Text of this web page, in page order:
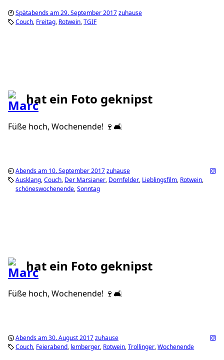
Spätabends am 29. September 2017zuhause
Couch Freitag Rotwein TGIF
hat ein Foto geknipst
Füße hoch, Wochenende! 🍷🛋
Abends am 10. September 2017zuhause
Ausklang Couch Der Marsianer Dornfelder Lieblingsfilm Rotwein
schöneswochenende Sonntag
hat ein Foto geknipst
Füße hoch, Wochenende! 🍷🛋
Abends am 30. August 2017zuhause
Couch Feierabend lemberger Rotwein Trollinger Wochenende